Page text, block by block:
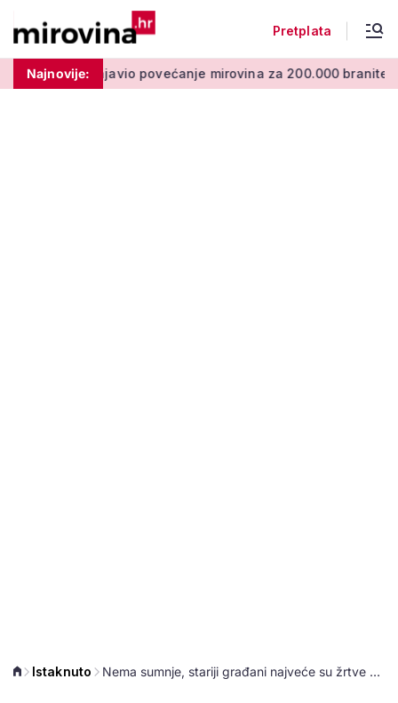
Pretplata
Najnovije:
povećanje mirovina za 200.000 branitelja: Zakon u
Istaknuto Nema sumnje, stariji građani najveće su žrtve diskriminacije u pandemiji!